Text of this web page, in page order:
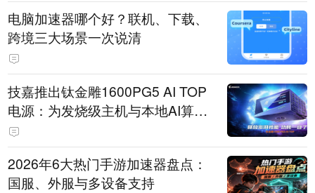
电脑加速器哪个好？联机、下载、
跨境三大场景一次说清
技嘉推出钛金雕1600PG5 AI TOP
电源：为发烧级主机与本地AI算力
打造旗舰供电方案
2026年6大热门手游加速器盘点：
国服、外服与多设备支持